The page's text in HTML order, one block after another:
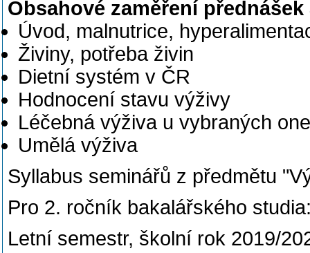
Obsahové zaměření
Úvod, malnutrice,
Živiny, potřeba živin
Dietní systém v ČR
Hodnocení stavu výživy
Léčebná výživa u vybraných
Umělá výživa
Syllabus seminářů z předmětu
Pro 2. ročník bakalářského
Letní semestr, školní rok 2019/